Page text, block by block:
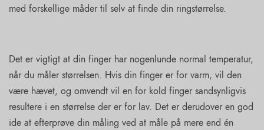
med forskellige måder til selv at finde din ringstørrelse.
Det er vigtigt at din finger har nogenlunde normal temperatur,
når du måler størrelsen. Hvis din finger er for varm, vil den
være hævet, og omvendt vil en for kold finger sandsynligvis
resultere i en størrelse der er for lav. Det er derudover en god
ide at efterprøve din måling ved at måle på mere end én